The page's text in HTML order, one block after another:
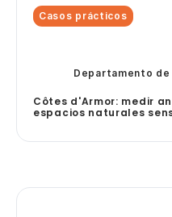
Casos prácticos
Departamento
Côtes d'Armor: medir
espacios naturales